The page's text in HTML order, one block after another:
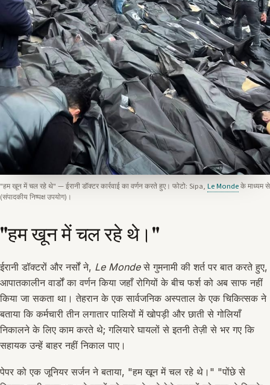
"हम खून में चल रहे थे।"
ईरानी डॉक्टरों और नर्सों ने, Le Mondeसे गुमनामी की शर्त पर बात करते हुए,
आपातकालीन वार्डों का वर्णन किया जहाँ रोगियों के बीच फर्श को अब साफ नहीं
किया जा सकता था। तेहरान के एक सार्वजनिक अस्पताल के एक चिकित्सक ने
बताया कि कर्मचारी तीन लगातार पालियों में खोपड़ी और छाती से गोलियाँ
निकालने के लिए काम करते थे; गलियारे घायलों से इतनी तेज़ी से भर गए कि
सहायक उन्हें बाहर नहीं निकाल पाए।
पेपर को एक जूनियर सर्जन ने बताया, "हम खून में चल रहे थे।" "पोंछे से
"हम खून में चल रहे थे" — ईरानी डॉक्टर कार्रवाई का वर्णन करते हुए। फोटो: Sipa, Le Mondeके माध्यम से
(संपादकीय निष्पक्ष उपयोग)।